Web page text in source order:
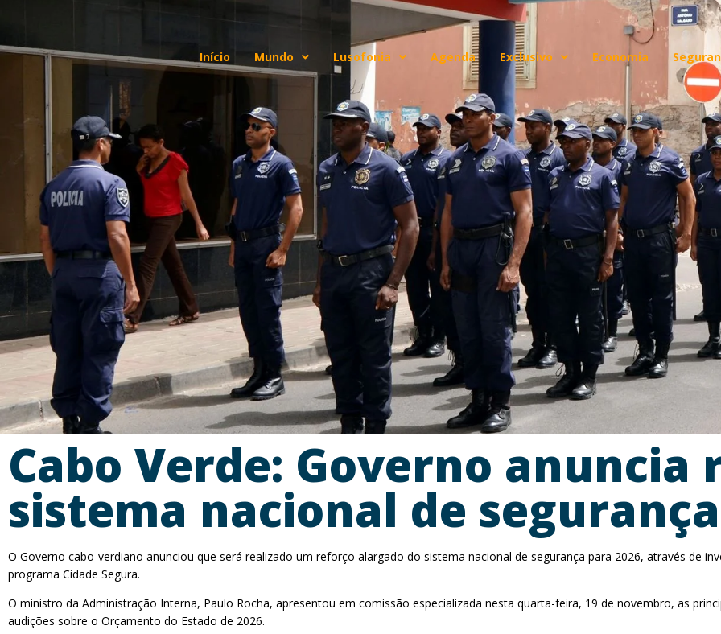
Início Mundo Lusofonia Agenda Exclusivo Economia
Cabo Verde: Governo anuncia
sistema nacional de segurança
O Governo cabo-verdiano anunciou que será realizado um reforço alargado do sistema nacional de segurança para 2026, através de
programa Cidade Segura.
O ministro da Administração Interna, Paulo Rocha, apresentou em comissão especializada nesta quarta-feira, 19 de novembro, as
audições sobre o Orçamento do Estado de 2026.